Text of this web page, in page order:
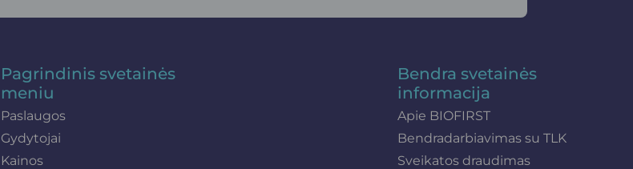
Pagrindinis svetainės
meniu
Paslaugos
Gydytojai
Kainos
Bendra svetainės
informacija
Apie BIOFIRST
Bendradarbiavimas su TLK
Sveikatos draudimas